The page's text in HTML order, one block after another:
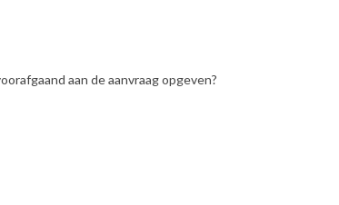
aan de aanvraag opgeven?